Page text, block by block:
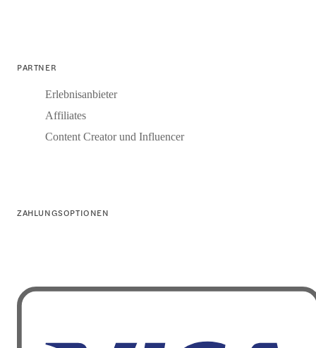
PARTNER
Erlebnisanbieter
Affiliates
Content Creator und Influencer
ZAHLUNGSOPTIONEN